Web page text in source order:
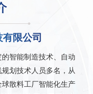
限公司
智能制造技术、自动
划技术人员多名，从
散料工厂智能化生产